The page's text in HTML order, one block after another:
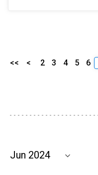
<< < 2 3 4 5 6